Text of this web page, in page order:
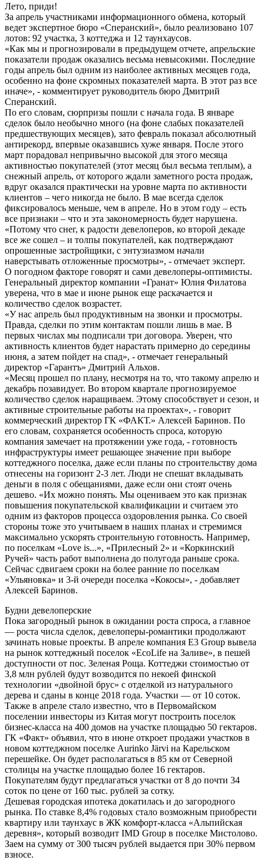
Лето, приди!
За апрель участниками информационного обмена, который
ведет экспертное бюро «Сперанский», было реализовано 107
лотов: 92 участка, 3 коттеджа и 12 таунхаусов.
«Как мы и прогнозировали в предыдущем отчете, апрельские
показатели продаж оказались весьма невысокими. Последние
годы апрель был одним из наиболее активных месяцев года,
особенно на фоне скромных показателей марта. В этот раз все
иначе», - комментирует руководитель бюро Дмитрий
Сперанский.
По его словам, сюрпризы пошли с начала года. В январе
сделок было необычно много (на фоне слабых показателей
предшествующих месяцев), зато февраль показал абсолютный
антирекорд, впервые оказавшись хуже января. После этого
март порадовал непривычно высокой для этого месяца
активностью покупателей (этот месяц был весьма теплым), а
снежный апрель, от которого ждали заметного роста продаж,
вдруг оказался практически на уровне марта по активности
клиентов – чего никогда не было. В мае всегда сделок
фиксировалось меньше, чем в апреле. Но в этом году – есть
все признаки – что и эта закономерность будет нарушена.
«Потому что снег, к радости девелоперов, ко второй декаде
все же сошел – и толпы покупателей, как подтверждают
опрошенные застройщики, с энтузиазмом начали
наверстывать отложенные просмотры», - отмечает эксперт.
О погодном факторе говорят и сами девелоперы-оптимисты.
Генеральный директор компании «Гранат» Юлия Филатова
уверена, что в мае и июне рынок еще раскачается и
количество сделок возрастет.
«У нас апрель был продуктивным на звонки и просмотры.
Правда, сделки по этим контактам пошли лишь в мае. В
первых числах мы подписали три договора. Уверен, что
активность клиентов будет нарастать примерно до середины
июня, а затем пойдет на спад», - отмечает генеральный
директор «Гарантъ» Дмитрий Альхов.
«Месяц прошел по плану, несмотря на то, что такому апрелю и
декабрь позавидует. Во втором квартале прогнозируемое
количество сделок наращиваем. Этому способствует и сезон, и
активные строительные работы на проектах», - говорит
коммерческий директор ГК «ФАКТ.» Алексей Баринов. По
его словам, сохраняется особенность спроса, которую
компания замечает на протяжении уже года, - готовность
инфраструктуры имеет решающее значение при выборе
коттеджного поселка, даже если планы по строительству дома
отнесены на горизонт 2-3 лет. Люди не спешат вкладывать
деньги в поля с обещаниями, даже если они стоят очень
дешево. «Их можно понять. Мы оцениваем это как признак
повышения покупательской квалификации и считаем это
одним из факторов процесса оздоровления рынка. Со своей
стороны тоже это учитываем в наших планах и стремимся
максимально ускорять строительную готовность. Например,
по поселкам «Love is...», «Прилесный 2» и «Коркинский
Ручей» часть работ выполнена до полугода раньше срока.
Сейчас сдвигаем сроки на более ранние по поселкам
«Ульяновка» и 3-й очереди поселка «Кокосы», - добавляет
Алексей Баринов.
Будни девелоперские
Пока загородный рынок в ожидании роста спроса, а главное
— роста числа сделок, девелоперы-романтики продолжают
зачинать новые проекты. В апреле компания E3 Group вывела
на рынок коттеджный поселок «EcoLife на Заливе», в пешей
доступности от пос. Зеленая Роща. Коттеджи стоимостью от
3,8 млн рублей будут возводится по некоей финской
технологии «двойной брус» с отделкой из натурального
дерева и сданы в конце 2018 года. Участки — от 10 соток.
Также в апреле стало известно, что в Первомайском
поселении инвесторы из Китая могут построить поселок
бизнес-класса на 400 домов на участке площадью 50 гектаров.
ГК «Факт» объявил, что в июне откроет продажи участков в
новом коттеджном поселке Aurinko Järvi на Карельском
перешейке. Он будет располагаться в 85 км от Северной
столицы на участке площадью более 16 гектаров.
Покупателям будут предлагаться участки от 8 до почти 34
соток по цене от 160 тыс. рублей за сотку.
Дешевая городская ипотека докатилась и до загородного
рынка. По ставке 8,4% годовых стало возможным приобрести
квартиру или таунхаус в ЖК комфорт-класса «Альпийская
деревня», который возводит IMD Group в поселке Мистолово.
Заем на сумму от 300 тысяч рублей выдается при 30% первом
взносе.